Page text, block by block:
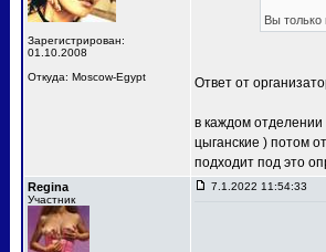
Зарегистрирован:
01.10.2008
Откуда: Moscow-Egypt
Вы только
Ответ от
в каждом
цыганские ) потом
подходит под это
Regina
Участник
7.1.2022 11:54:33